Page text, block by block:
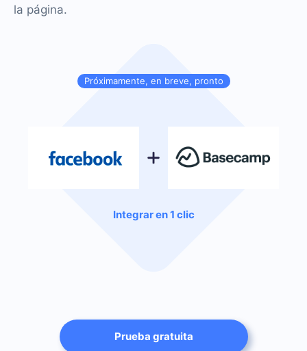
Próximamente, en breve, pronto
Integrar en 1 clic
la página.
Prueba gratuita